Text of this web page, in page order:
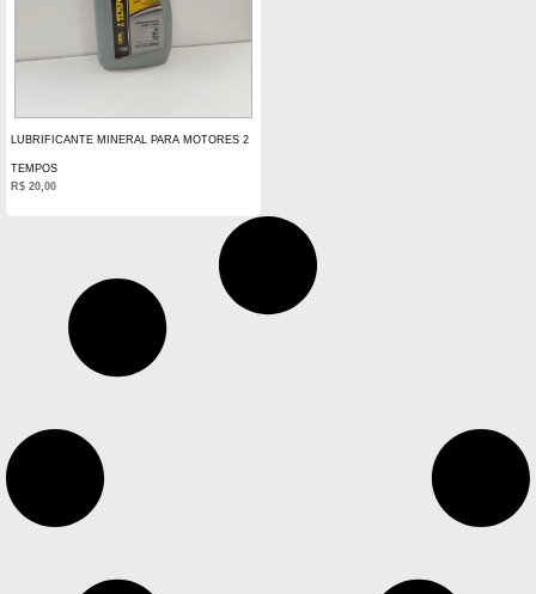
LUBRIFICANTE MINERAL PARA MOTORES 2
TEMPOS
R$ 20,00